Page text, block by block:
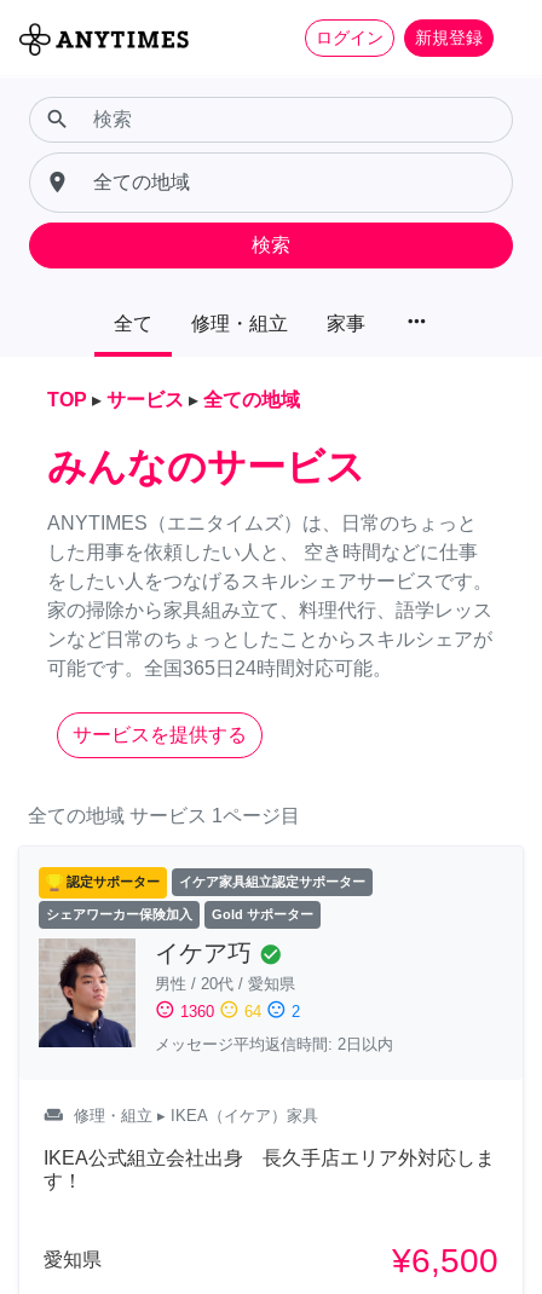
ログイン 新規登録
全て 修理・組立 家事 more_horiz
search
place
検索
TOP ▸ サービス ▸ 全ての地域
みんなのサービス
ANYTIMES（エニタイムズ）は、日常のちょっと
した用事を依頼したい人と、 空き時間などに仕事
をしたい人をつなげるスキルシェアサービスです。
家の掃除から家具組み立て、料理代行、語学レッス
ンなど日常のちょっとしたことからスキルシェアが
可能です。全国365日24時間対応可能。
サービスを提供する
全ての地域 サービス 1ページ目
認定サポーター イケア家具組立認定サポーター
シェアワーカー保険加入 Gold サポーター
イケア巧 check_circle
男性 / 20代 / 愛知県
sentiment_satisfied 1360 sentiment_neutral 64 sentiment_dissatisfied 2
メッセージ平均返信時間: 2日以内
weekend 修理・組立 ▸ IKEA（イケア）家具
IKEA公式組立会社出身 長久手店エリア外対応しま
す！
愛知県 ¥6,500